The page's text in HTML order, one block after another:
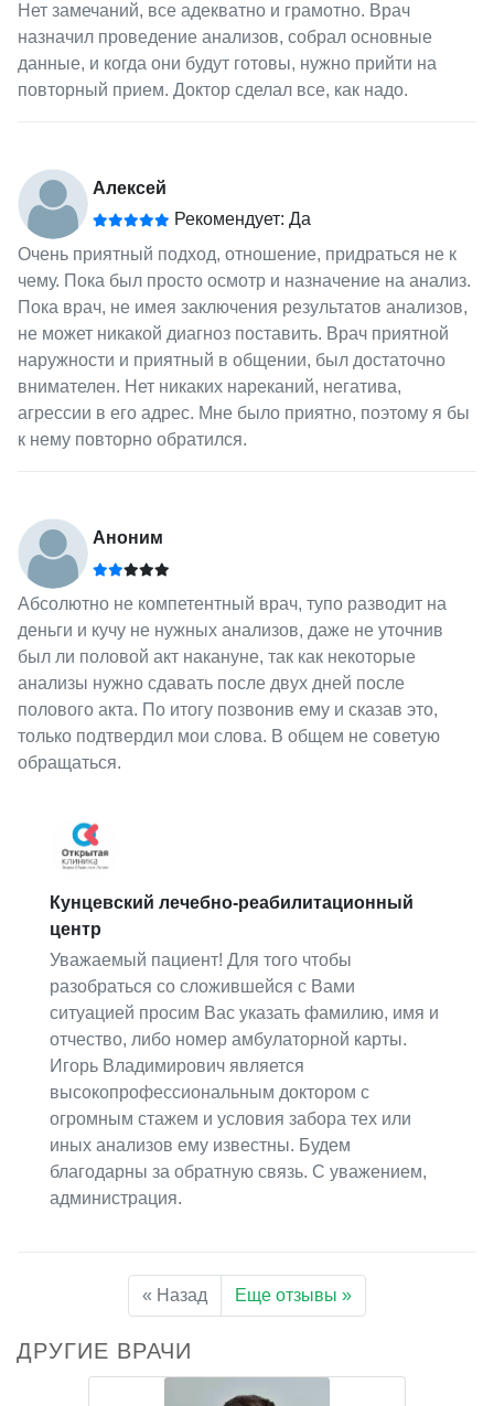
Нет замечаний, все адекватно и грамотно. Врач
назначил проведение анализов, собрал основные
данные, и когда они будут готовы, нужно прийти на
повторный прием. Доктор сделал все, как надо.
Алексей
Рекомендует: Да
Очень приятный подход, отношение, придраться не к
чему. Пока был просто осмотр и назначение на анализ.
Пока врач, не имея заключения результатов анализов,
не может никакой диагноз поставить. Врач приятной
наружности и приятный в общении, был достаточно
внимателен. Нет никаких нареканий, негатива,
агрессии в его адрес. Мне было приятно, поэтому я бы
к нему повторно обратился.
Аноним
Абсолютно не компетентный врач, тупо разводит на
деньги и кучу не нужных анализов, даже не уточнив
был ли половой акт накануне, так как некоторые
анализы нужно сдавать после двух дней после
полового акта. По итогу позвонив ему и сказав это,
только подтвердил мои слова. В общем не советую
обращаться.
Кунцевский лечебно-реабилитационный
центр
Уважаемый пациент! Для того чтобы
разобраться со сложившейся с Вами
ситуацией просим Вас указать фамилию, имя и
отчество, либо номер амбулаторной карты.
Игорь Владимирович является
высокопрофессиональным доктором с
огромным стажем и условия забора тех или
иных анализов ему известны. Будем
благодарны за обратную связь. С уважением,
администрация.
« Назад Еще отзывы »
ДРУГИЕ ВРАЧИ